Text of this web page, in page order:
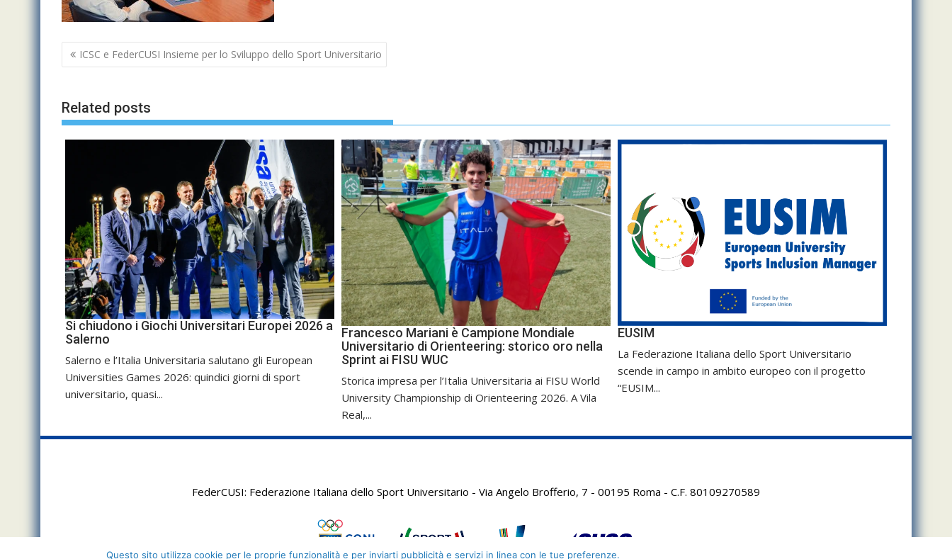
Navigazione
articoli
ICSC e FederCUSI Insieme per lo Sviluppo dello Sport Universitario
Related posts
Si chiudono i Giochi Universitari Europei 2026 a
Salerno
Salerno e l’Italia Universitaria salutano gli European
Universities Games 2026: quindici giorni di sport
universitario, quasi...
Francesco Mariani è Campione Mondiale
Universitario di Orienteering: storico oro nella
Sprint ai FISU WUC
Storica impresa per l’Italia Universitaria ai FISU World
University Championship di Orienteering 2026. A Vila
Real,...
EUSIM
La Federazione Italiana dello Sport Universitario
scende in campo in ambito europeo con il progetto
“EUSIM...
FederCUSI: Federazione Italiana dello Sport Universitario - Via Angelo Brofferio, 7 - 00195 Roma - C.F. 80109270589
Questo sito utilizza cookie per le proprie funzionalità e per inviarti pubblicità e servizi in linea con le tue preferenze.